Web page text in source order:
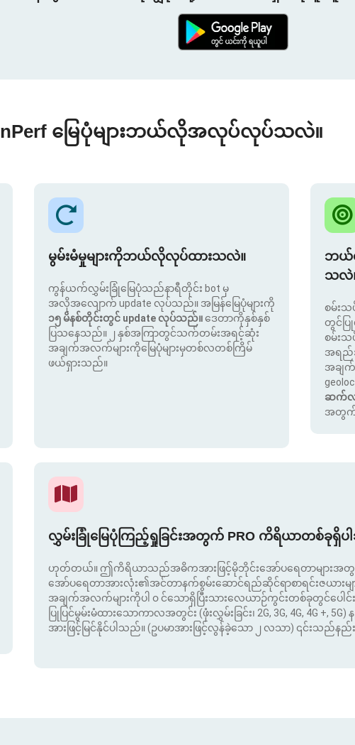
nPerf မြေပုံများဘယ်လိုအလုပ်လုပ်သလဲ။
မွမ်းမံမှုများကိုဘယ်လိုလုပ်ထားသလဲ။
ကွန်ယက်လွှမ်းခြုံမြေပုံသည်နာရီတိုင်း bot မှ
အလိုအလျောက် update လုပ်သည်။ အမြန်မြေပုံများကို
၁၅ မိနစ်တိုင်းတွင် update လုပ်သည်။ဒေတာကိုနှစ်နှစ်
ပြသနေသည်။ ၂ နှစ်အကြာတွင်သက်တမ်းအရင့်ဆုံး
အချက်အလက်များကိုမြေပုံများမှတစ်လတစ်ကြိမ်
ဖယ်ရှားသည်။
ဘယ်
သလဲ
စမ်းသ
တွင်ပ
စမ်းသ
အရည်
အချ
ဆက်လ
အတွက်,
လွှမ်းခြုံမြေပုံကြည့်ရှုခြင်းအတွက် PRO ကိရိယာတစ်ခုရှိပ
ဟုတ်တယ်။ ဤကိရိယာသည်အဓိကအားဖြင့်မိုဘိုင်းအော်ပရေတာများ
အော်ပရေတာအားလုံး၏အင်တာနက်စွမ်းဆောင်ရည်ဆိုင်ရာစာရင်းဇယားမ
အချက်အလက်များကိုပါ ၀ င်သောရှိပြီးသားလေယာဉ်ကွင်းတစ်ခုတွင်ပေ
ပြုပြင်မွမ်းမံထားသောကာလအတွင်း (ဖုံးလွှမ်းခြင်း၊ 2G, 3G, 4G, 4G +, 5G)
အားဖြင့်မြင်နိုင်ပါသည်။ (ဥပမာအားဖြင့်လွန်ခဲ့သော ၂ လသာ) ၎င်းသည်နည်